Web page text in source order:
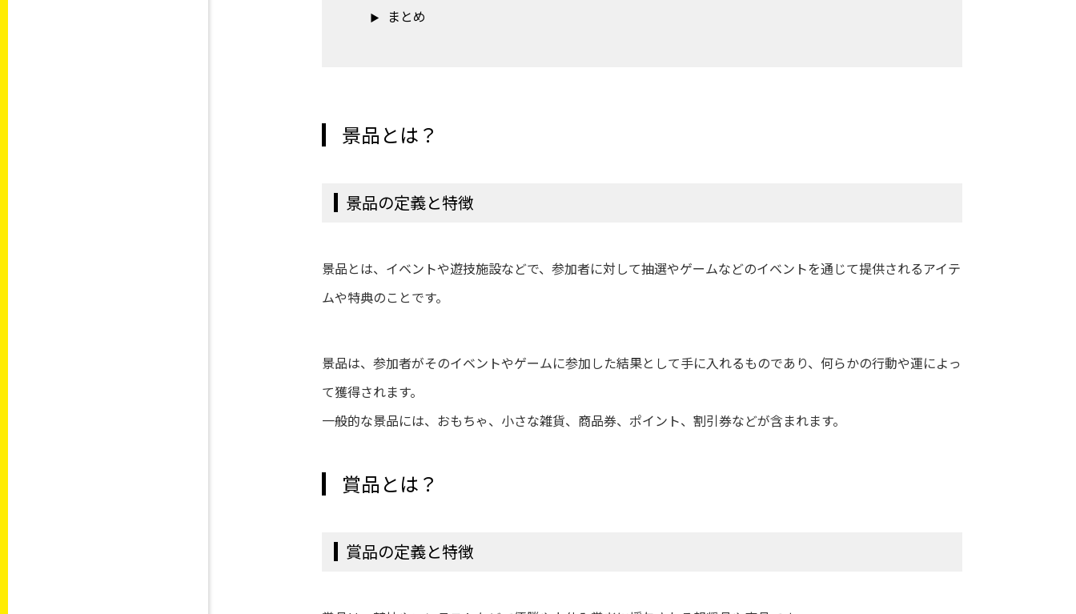
まとめ
景品とは？
景品の定義と特徴
景品とは、イベントや遊技施設などで、参加者に対して抽選やゲームなどのイベントを通じて提供されるアイテ
ムや特典のことです。
景品は、参加者がそのイベントやゲームに参加した結果として手に入れるものであり、何らかの行動や運によっ
て獲得されます。
一般的な景品には、おもちゃ、小さな雑貨、商品券、ポイント、割引券などが含まれます。
賞品とは？
賞品の定義と特徴